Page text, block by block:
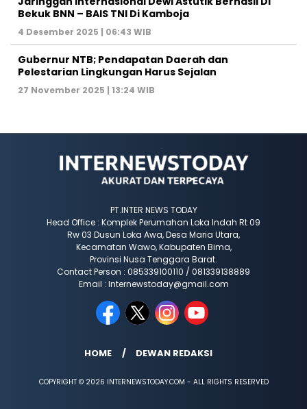
Bekuk BNN – BAIS TNI Di Kamboja
4 Desember 2025 | 06:43 WIB
Gubernur NTB; Pendapatan Daerah dan
Pelestarian Lingkungan Harus Sejalan
27 November 2025 | 13:24 WIB
PT.INTER NEWS TODAY
Head Office : Komplek Perumahan Loka Indah Rt 09
Rw 03 Dusun Loka Awa, Desa Maria Utara,
Kecamatan Wawo, Kabupaten Bima,
Provinsi Nusa Tenggara Barat.
Contact Person : 085339100110 / 081339138889
Email : Internewstoday@gmail.com
HOME DEWAN REDAKSI
COPYRIGHT © 2026 INTERNEWSTODAY.COM - ALL RIGHTS RESERVED